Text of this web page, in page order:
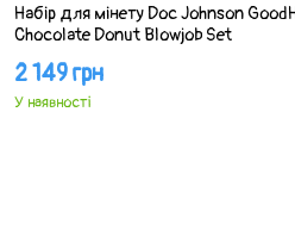
Набір для мінету Doc Johnson
Chocolate Donut Blowjob Set
2 149 грн
У наявності